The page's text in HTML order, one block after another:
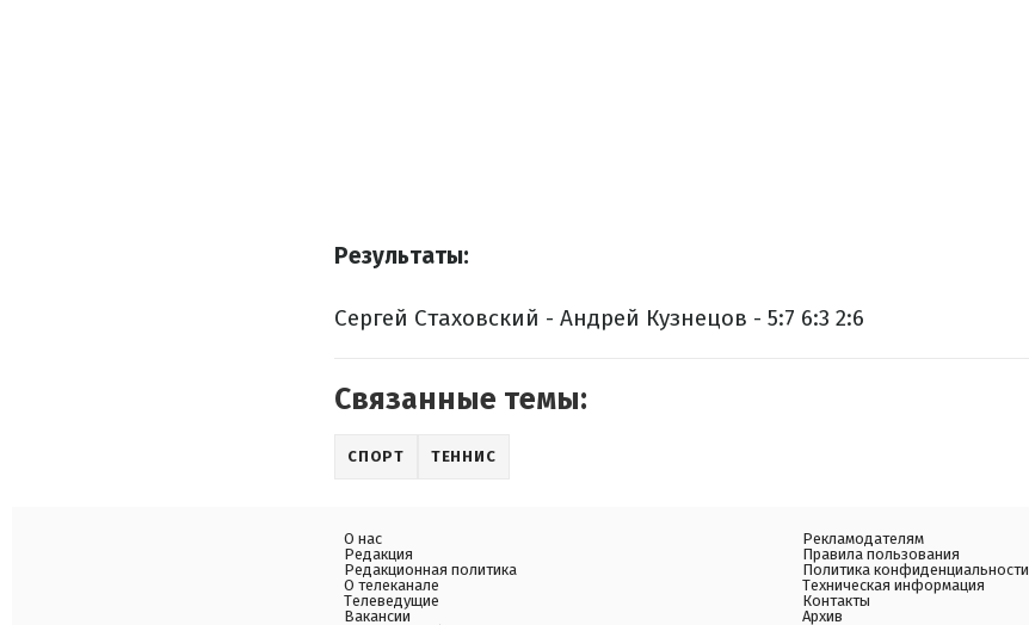
Результаты:
Сергей Стаховский - Андрей Кузнецов - 5:7 6:3 2:6
Связанные темы:
СПОРТ ТЕННИС
О нас
Редакция
Редакционная политика
О телеканале
Телеведущие
Вакансии
Рекламодателям
Правила пользования
Политика конфиденциальности
Техническая информация
Контакты
Архив